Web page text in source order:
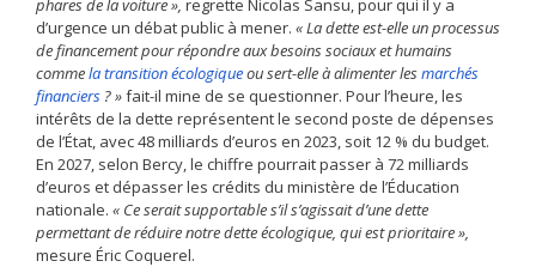
phares de la voiture », regrette Nicolas Sansu, pour qui il y a
d’urgence un débat public à mener. « La dette est-elle un processus
de financement pour répondre aux besoins sociaux et humains
commela transition écologiqueou sert-elle à alimenter lesmarchés
financiers ? »fait-il mine de se questionner. Pour l’heure, les
intérêts de la dette représentent le second poste de dépenses
de l’État, avec 48 milliards d’euros en 2023, soit 12 % du budget.
En 2027, selon Bercy, le chiffre pourrait passer à 72 milliards
d’euros et dépasser les crédits du ministère de l’Éducation
nationale. « Ce serait supportable s’il s’agissait d’une dette
permettant de réduire notre dette écologique, qui est prioritaire »,
mesure Éric Coquerel.